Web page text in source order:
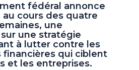
fédéral annonce
au cours des quatre
une
une stratégie
à lutter contre les
financières qui ciblent
et les entreprises.